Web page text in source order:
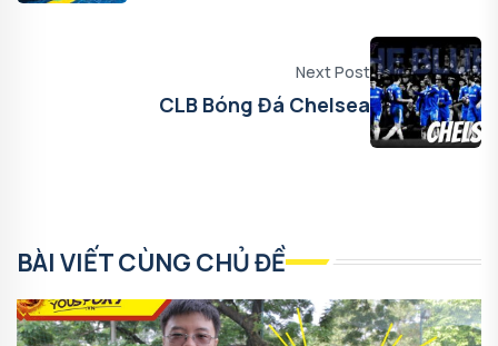
Next Post
CLB Bóng Đá Chelsea
BÀI VIẾT CÙNG CHỦ ĐỀ